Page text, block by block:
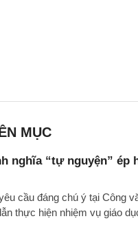
MỤC
nghĩa “tự nguyện” ép
cầu đáng chú ý tại Công
thực hiện nhiệm vụ giáo